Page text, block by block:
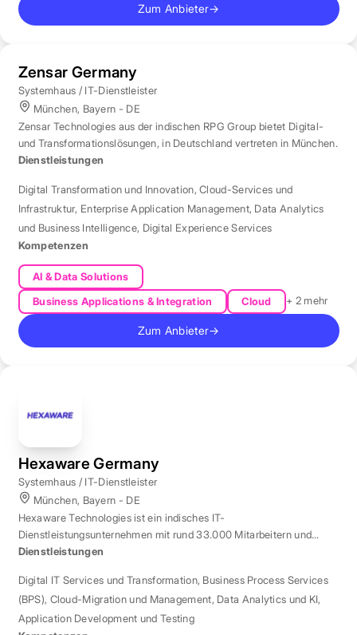
Zum Anbieter→
Zensar Germany
Systemhaus / IT-Dienstleister
München, Bayern - DE
Zensar Technologies aus der indischen RPG Group bietet Digital-
und Transformationslösungen, in Deutschland vertreten in München.
Dienstleistungen
Digital Transformation und Innovation,Cloud-Services und
Infrastruktur, Enterprise Application Management, Data Analytics
und Business Intelligence, Digital Experience Services
Kompetenzen
AI & Data Solutions
Business Applications & Integration
Cloud + 2 mehr
Zum Anbieter→
Hexaware Germany
Systemhaus / IT-Dienstleister
München, Bayern - DE
Hexaware Technologies ist ein indisches IT-
Dienstleistungsunternehmen mit rund 33.000 Mitarbeitern und
Standort München für Automatisierung und KI.
Dienstleistungen
Digital IT Services und Transformation, Business Process Services
(BPS), Cloud-Migration und Management, Data Analytics und KI,
Application Development und Testing